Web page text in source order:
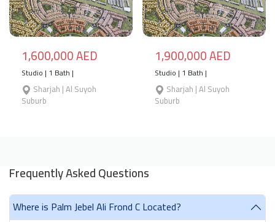
1,600,000 AED
Studio | 1 Bath |
Sharjah | Al Suyoh
Suburb
1,900,000 AED
Studio | 1 Bath |
Sharjah | Al Suyoh
Suburb
Frequently Asked Questions
Where is Palm Jebel Ali Frond C Located?